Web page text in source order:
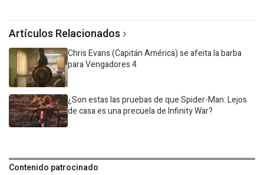
Artículos Relacionados
Chris Evans (Capitán América) se afeita la barba
para Vengadores 4
¿Son estas las pruebas de que Spider-Man: Lejos
de casa es una precuela de Infinity War?
Contenido patrocinado